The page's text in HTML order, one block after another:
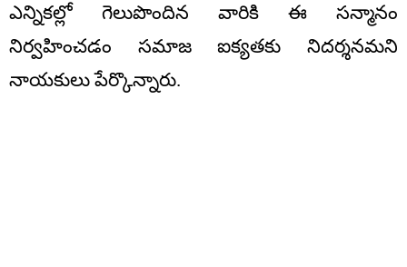
ఎన్నికల్లో గెలుపొందిన వారికి ఈ సన్మానం
నిర్వహించడం సమాజ ఐక్యతకు నిదర్శనమని
నాయకులు పేర్కొన్నారు.